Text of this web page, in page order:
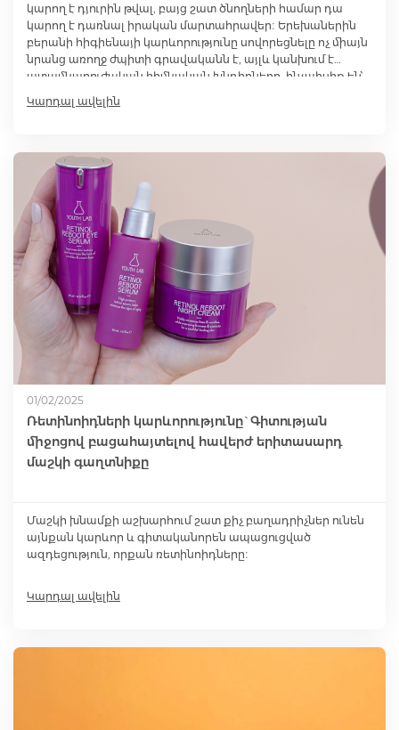
կարող է դյուրին թվալ, բայց շատ ծնողների համար դա
կարող է դառնալ իրական մարտահրավեր։ Երեխաներին
բերանի հիգիենայի կարևորությունը սովորեցնելը ոչ միայն
նրանց առողջ ժպիտի գրավականն է, այլև կանխում է
ատամնաբուժական հիմնական խնդիրները, ինչպիսիք են՝
Կարդալ ավելին
01/02/2025
Ռետինոիդների կարևորությունը`Գիտության
միջոցով բացահայտելով հավերժ երիտասարդ
մաշկի գաղտնիքը
Մաշկի խնամքի աշխարհում շատ քիչ բաղադրիչներ ունեն
այնքան կարևոր և գիտականորեն ապացուցված
ազդեցություն, որքան ռետինոիդները։
Կարդալ ավելին